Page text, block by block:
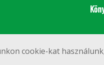
cookie-kat